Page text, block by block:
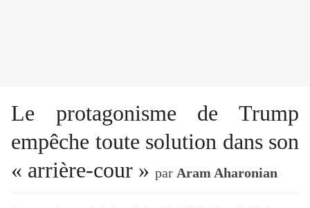
Le protagonisme de Trump
empêche toute solution dans son
« arrière-cour » par Aram Aharonian